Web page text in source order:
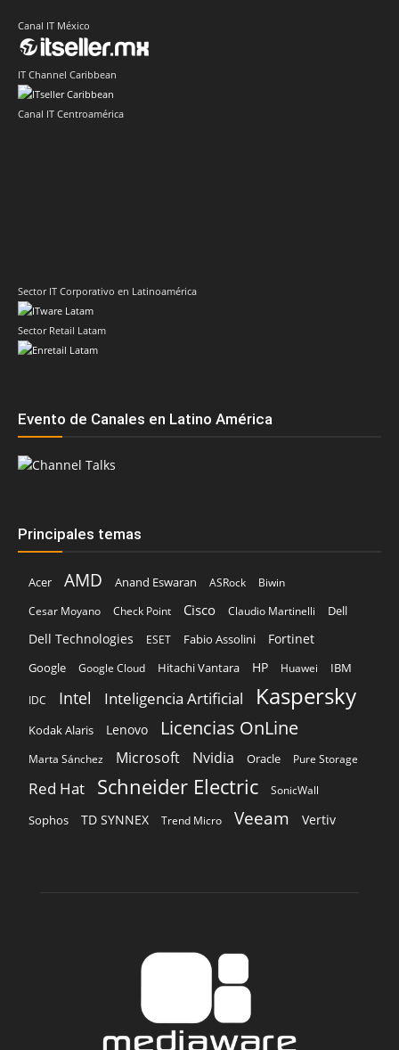
Canal IT México
IT Channel Caribbean
Canal IT Centroamérica
Sector IT Corporativo en Latinoamérica
Sector Retail Latam
Evento de Canales en Latino América
Principales temas
Acer AMD Anand Eswaran ASRock
Biwin
Cesar Moyano
Check Point Cisco Claudio Martinelli Dell
Dell Technologies ESET Fabio Assolini Fortinet
Google Google Cloud Hitachi Vantara HP Huawei IBM
IDC Intel Inteligencia Artificial Kaspersky
Kodak Alaris Lenovo Licencias OnLine
Marta Sánchez Microsoft Nvidia Oracle Pure Storage
Red Hat Schneider Electric SonicWall
Sophos TD SYNNEX Trend Micro Veeam Vertiv